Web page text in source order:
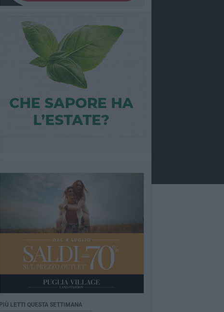
PIÙ LETTI QUESTA SETTIMANA